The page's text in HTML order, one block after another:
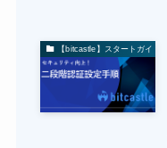
【bitcastle】スタートガイド